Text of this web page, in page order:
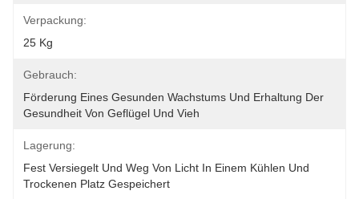
Verpackung:
25 Kg
Gebrauch:
Förderung Eines Gesunden Wachstums Und Erhaltung Der
Gesundheit Von Geflügel Und Vieh
Lagerung:
Fest Versiegelt Und Weg Von Licht In Einem Kühlen Und
Trockenen Platz Gespeichert